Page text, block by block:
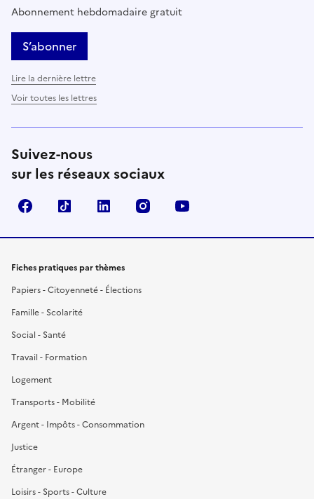
Abonnement hebdomadaire gratuit
S’abonner
Lire la dernière lettre
Voir toutes les lettres
Suivez-nous
sur les réseaux sociaux
FacebookTikTok LinkedIn Instagram
Fiches pratiques par thèmes
Papiers - Citoyenneté - Élections
Famille - Scolarité
Social - Santé
Travail - Formation
Logement
Transports - Mobilité
Argent - Impôts - Consommation
Justice
Étranger - Europe
Loisirs - Sports - Culture